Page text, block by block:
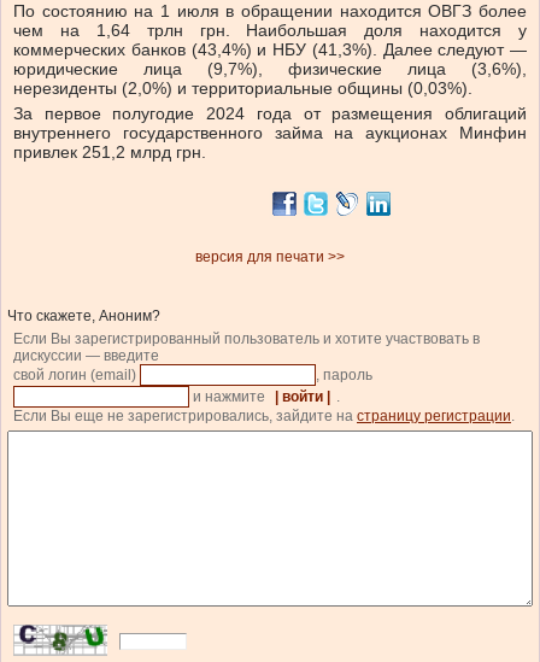
По состоянию на 1 июля в обращении находится ОВГЗ более
чем на 1,64 трлн грн. Наибольшая доля находится у
коммерческих банков (43,4%) и НБУ (41,3%). Далее следуют —
юридические лица (9,7%), физические лица (3,6%),
нерезиденты (2,0%) и территориальные общины (0,03%).
За первое полугодие 2024 года от размещения облигаций
внутреннего государственного займа на аукционах Минфин
привлек 251,2 млрд грн.
версия для печати >>
Что скажете, Аноним?
Если Вы зарегистрированный пользователь и хотите участвовать в
дискуссии — введите
свой логин (email)
, пароль
и нажмите
| войти |
.
Если Вы еще не зарегистрировались, зайдите на страницу регистрации.